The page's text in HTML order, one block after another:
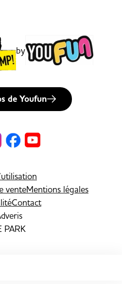
by
de Youfun
venteMentions légales
Contact